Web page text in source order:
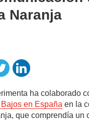
Naranja
ha colaborado
en España en la
que comprendía un